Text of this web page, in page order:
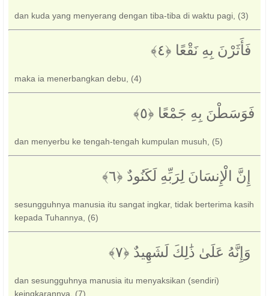
dan kuda yang menyerang dengan tiba-tiba di waktu pagi, (3)
‏ فَأَثَرْنَ بِهِ نَقْعًا ‎﴿٤﴾‏
maka ia menerbangkan debu, (4)
فَوَسَطْنَ بِهِ جَمْعًا ‎﴿٥﴾
dan menyerbu ke tengah-tengah kumpulan musuh, (5)
‏ إِنَّ الْإِنسَانَ لِرَبِّهِ لَكَنُودٌ ‎﴿٦﴾
sesungguhnya manusia itu sangat ingkar, tidak berterima kasih
kepada Tuhannya, (6)
‏ وَإِنَّهُ عَلَىٰ ذَٰلِكَ لَشَهِيدٌ ‎﴿٧﴾‏
dan sesungguhnya manusia itu menyaksikan (sendiri)
keingkarannya, (7)